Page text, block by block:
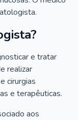
e tratar
realizar
cirurgias
e terapêuticas.
aos